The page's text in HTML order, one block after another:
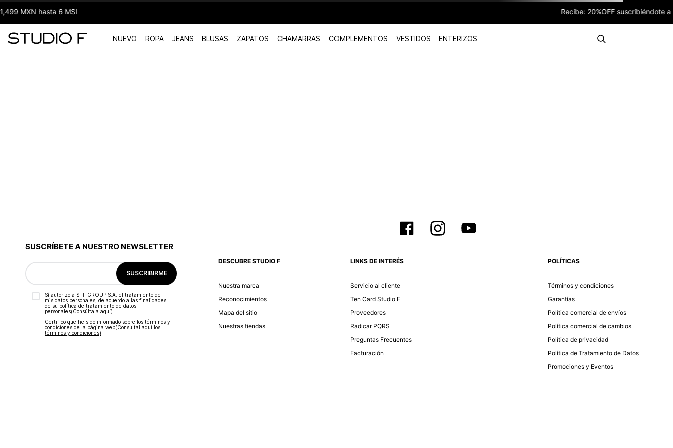
Recibe: 20%OFF suscribiéndote a nuestro NEWSLETTER
NUEVO ROPA JEANS BLUSAS ZAPATOS CHAMARRAS COMPLEMENTOS VESTIDOS ENTERIZOS
SUSCRÍBETE A NUESTRO NEWSLETTER
SUSCRIBIRME
Sí autorizo a STF GROUP S.A. el tratamiento de
mis datos personales, de acuerdo a las finalidades
de su política de tratamiento de datos
personales‎(Consúltala aquí)
Certifico que he sido informado sobre los términos y
condiciones de la página web‎(Consúltal aquí los
términos y condiciones)
DESCUBRE STUDIO F
Nuestra marca
Reconocimientos
Mapa del sitio
Nuestras tiendas
LINKS DE INTERÉS
Servicio al cliente
Ten Card Studio F
Proveedores
Radicar PQRS
Preguntas Frecuentes
Facturación
POLÍTICAS
Términos y condiciones
Garantías
Política comercial de envíos
Política comercial de cambios
Política de privacidad
Política de Tratamiento de Datos
Promociones y Eventos